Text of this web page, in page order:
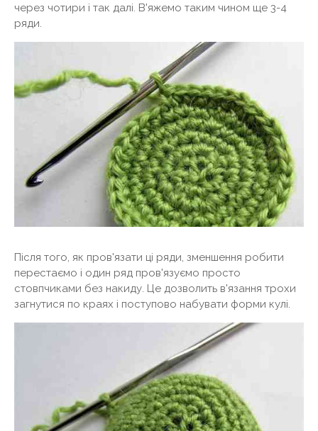
через чотири і так далі. В'яжемо таким чином ще 3-4
ряди.
Після того, як пров'язати ці ряди, зменшення робити
перестаємо і один ряд пров'язуємо просто
стовпчиками без накиду. Це дозволить в'язання трохи
загнутися по краях і поступово набувати форми кулі.